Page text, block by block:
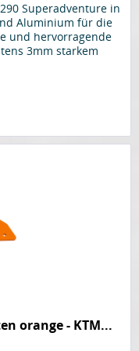
Superadventure in
Aluminium für die
und hervorragende
3mm starkem
orange - KTM...